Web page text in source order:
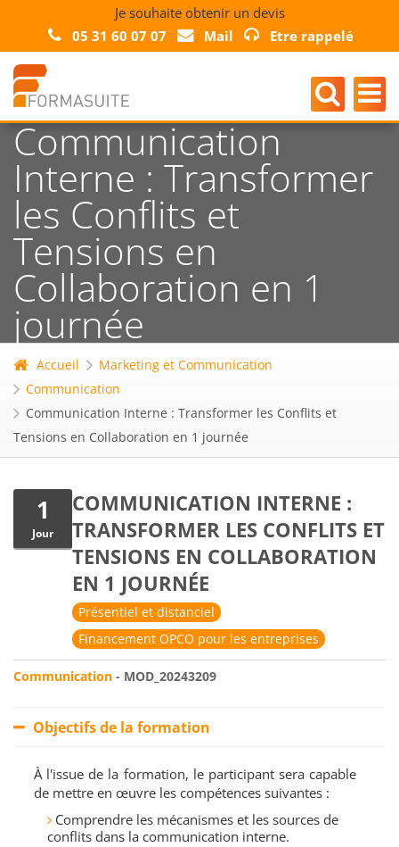
Je souhaite obtenir un devis
05 31 60 07 07
Mail Etre rappelé
Communication
Interne : Transformer
les Conflits et
Tensions en
Collaboration en 1
journée
Accueil
Marketing et Communication
Communication
Communication Interne : Transformer les Conflits et
Tensions en Collaboration en 1 journée
1
Jour
COMMUNICATION INTERNE :
TRANSFORMER LES CONFLITS ET
TENSIONS EN COLLABORATION
EN 1 JOURNÉE
Présentiel et distanciel
Financement OPCO pour les entreprises
Communication - MOD_20243209
Objectifs de la formation
À l'issue de la formation, le participant sera capable
de mettre en œuvre les compétences suivantes :
Comprendre les mécanismes et les sources de
conflits dans la communication interne.